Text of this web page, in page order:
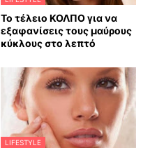
Το τέλειο ΚΟΛΠΟ για να
εξαφανίσεις τους μαύρους
κύκλους στο λεπτό
LIFESTYLE